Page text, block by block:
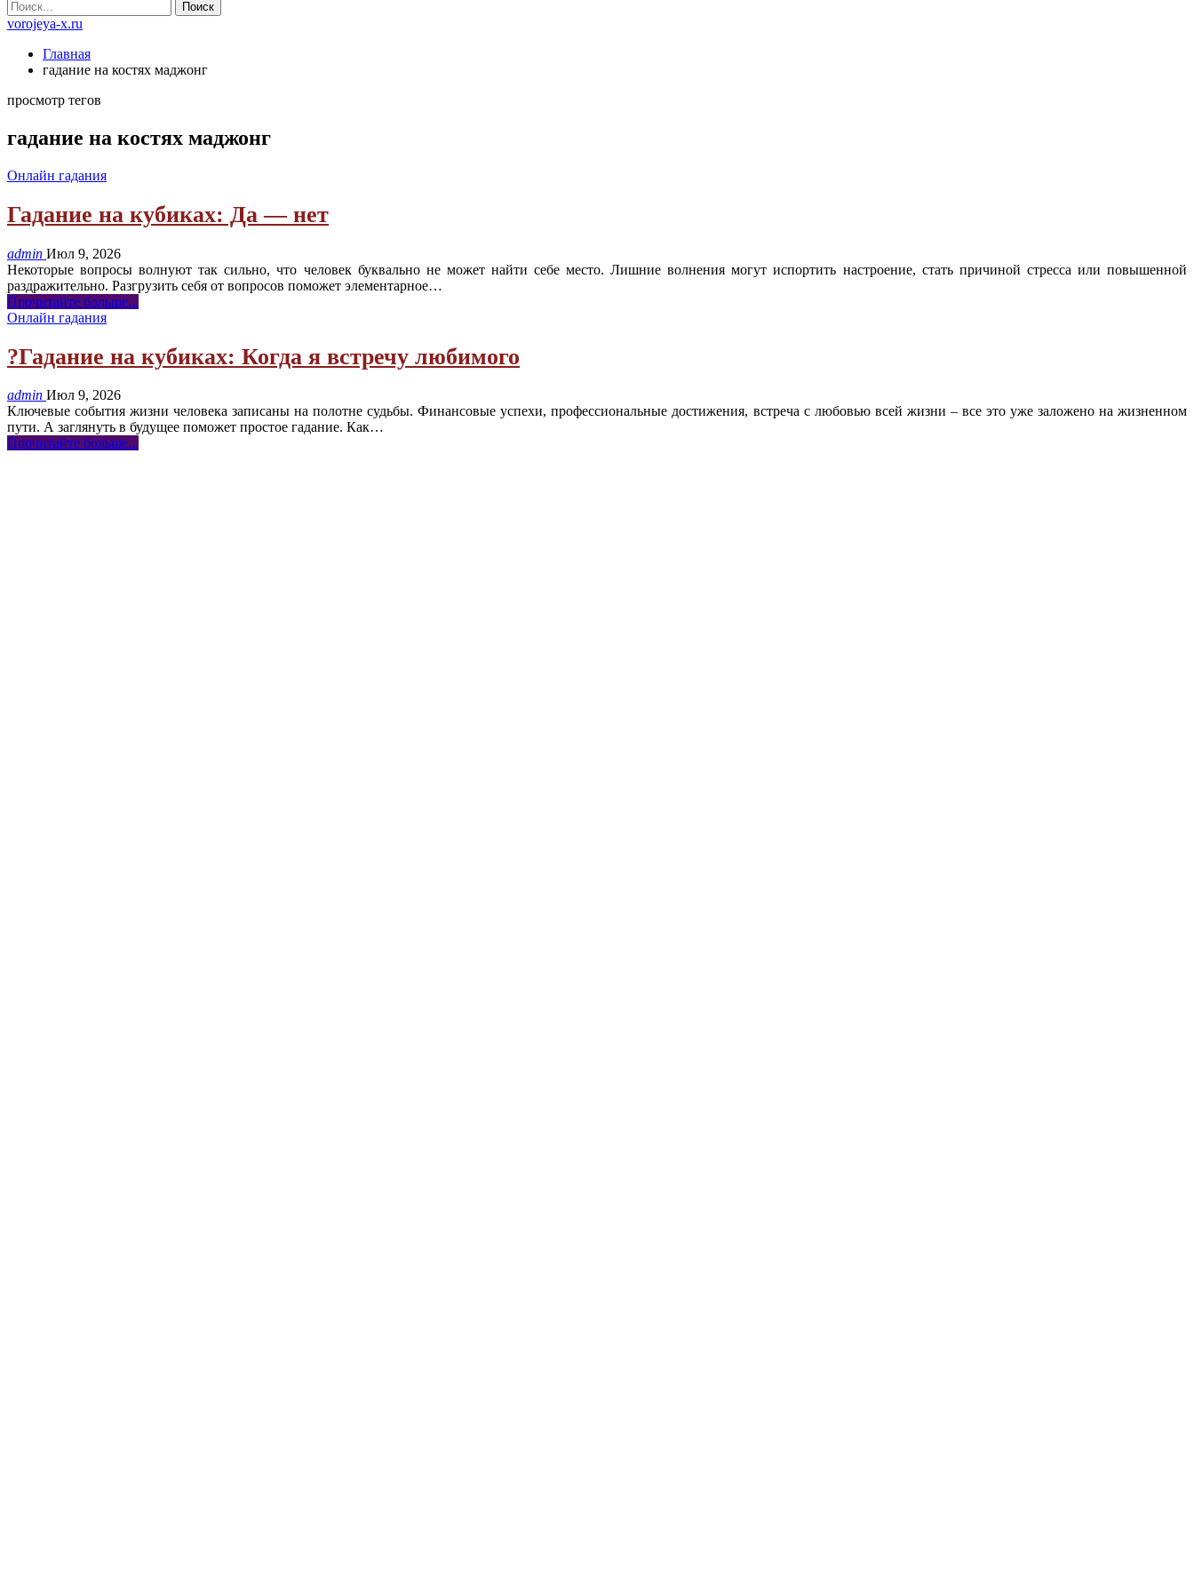
vorojeya-x.ru
Главная
гадание на костях маджонг
просмотр тегов
гадание на костях маджонг
Онлайн гадания
Гадание на кубиках: Да — нет
admin Июл 9, 2026
Некоторые вопросы волнуют так сильно, что человек буквально не может найти себе место. Лишние волнения могут испортить настроение, стать причиной стресса или повышенной
раздражительно. Разгрузить себя от вопросов поможет элементарное…
Прочитайте больше...
Онлайн гадания
?Гадание на кубиках: Когда я встречу любимого
admin Июл 9, 2026
Ключевые события жизни человека записаны на полотне судьбы. Финансовые успехи, профессиональные достижения, встреча с любовью всей жизни – все это уже заложено на жизненном
пути. А заглянуть в будущее поможет простое гадание. Как…
Прочитайте больше...